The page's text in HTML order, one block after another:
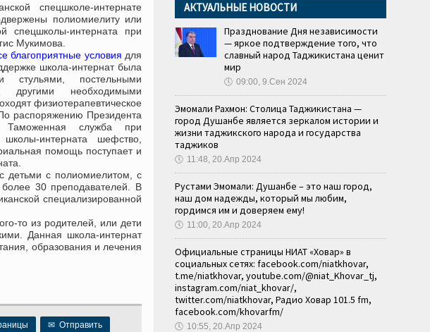
спецшколе-интернате
полиомиелиту или
спецшколы-интерната при
Мукимова.
благоприятные условия для
школа-интернат была
стульями, постельными
другими необходимыми
физиотерапевтическое
распоряжению Президента
Таможенная служба при
интерната шефство,
помощь поступает и
детьми с полиомиелитом, с
30 преподавателей. В
специализированной
то из родителей, или дети
Данная школа-интернат
образования и лечения
✉ Отправить
АКТУАЛЬНЫЕ НОВОСТИ
Празднование Дня независимости
— яркое подтверждение того, что
славный народ Таджикистана ценит
мир
🕔 09:00, 9.Сен 2024
Эмомали Рахмон: Столица Таджикистана —
город Душанбе является зеркалом истории и
жизни таджикского народа и государства
таджиков
🕔 11:48, 20.Апр 2024
Рустами Эмомали: Душанбе – это наш город,
наш дом надежды, который мы любим,
гордимся им и доверяем ему!
🕔 11:00, 20.Апр 2024
Официальные страницы НИАТ «Ховар» в
социальных сетях: facebook.com/niatkhovar,
t.me/niatkhovar, youtube.com/@niat_Khovar_tj,
instagram.com/niat_khovar/,
twitter.com/niatkhovar, Радио Ховар 101.5 fm,
facebook.com/khovarfm/
🕔 10:55, 20.Апр 2024